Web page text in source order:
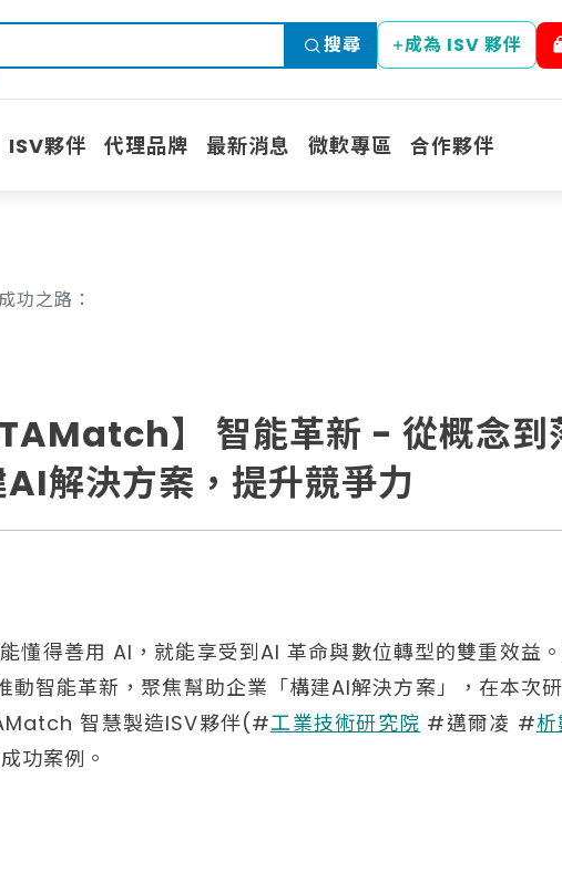
搜尋 成為 ISV 夥伴
ISV夥伴 代理品牌 最新消息 微軟專區 合作夥伴
之路：
】 智能革新 - 從概念到
解決方案，提升競爭力
懂得善用 AI，就能享受到AI 革命與數位轉型的雙重效益
智能革新，聚焦幫助企業「構建AI解決方案」，在本次
智慧製造ISV夥伴(#工業技術研究院 #邁爾凌 #
功案例。